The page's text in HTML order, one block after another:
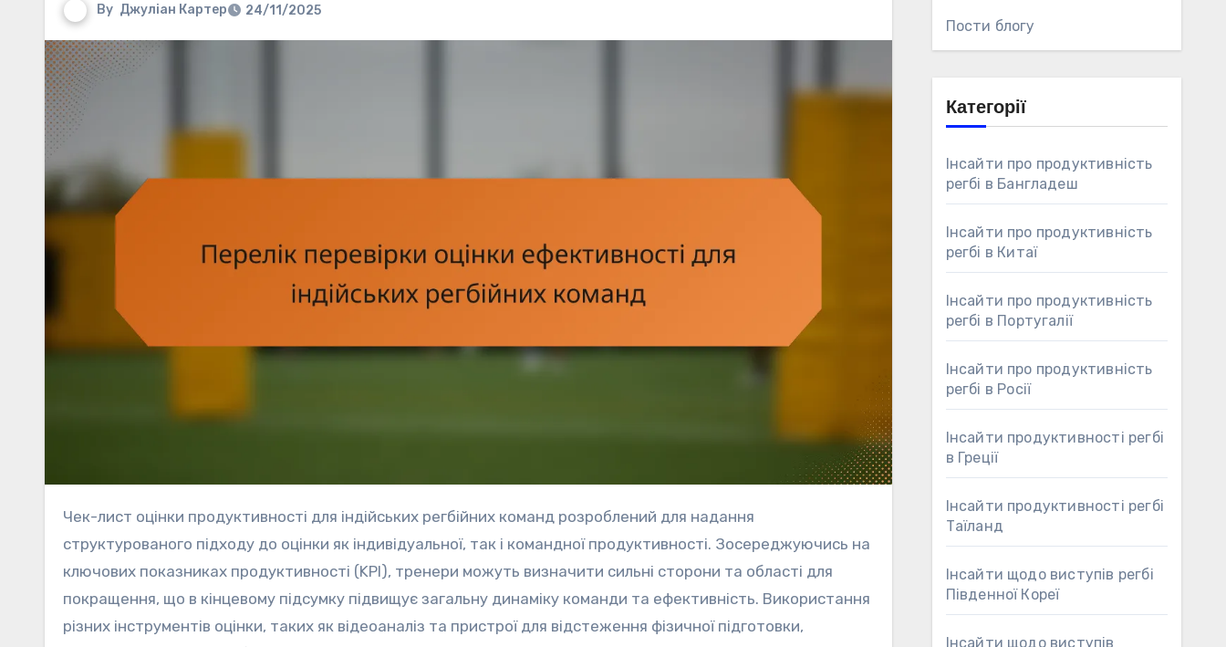
By Джуліан Картер 24/11/2025
Чек-лист оцінки продуктивності для індійських регбійних команд розроблений для надання
структурованого підходу до оцінки як індивідуальної, так і командної продуктивності. Зосереджуючись на
ключових показниках продуктивності (KPI), тренери можуть визначити сильні сторони та області для
покращення, що в кінцевому підсумку підвищує загальну динаміку команди та ефективність. Використання
різних інструментів оцінки, таких як відеоаналіз та пристрої для відстеження фізичної підготовки,
Пости блогу
Категорії
Інсайти про продуктивність
регбі в Бангладеш
Інсайти про продуктивність
регбі в Китаї
Інсайти про продуктивність
регбі в Португалії
Інсайти про продуктивність
регбі в Росії
Інсайти продуктивності регбі
в Греції
Інсайти продуктивності регбі
Таїланд
Інсайти щодо виступів регбі
Південної Кореї
Інсайти щодо виступів